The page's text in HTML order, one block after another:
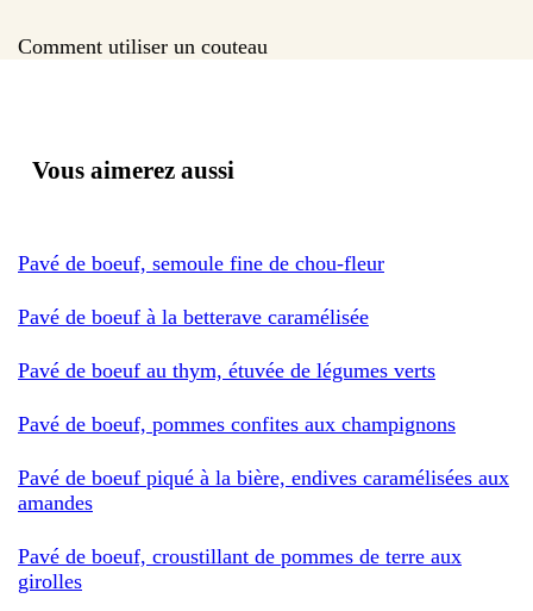
Comment utiliser un couteau
Vous aimerez aussi
Pavé de boeuf, semoule fine de chou-fleur
Pavé de boeuf à la betterave caramélisée
Pavé de boeuf au thym, étuvée de légumes verts
Pavé de boeuf, pommes confites aux champignons
Pavé de boeuf piqué à la bière, endives caramélisées aux
amandes
Pavé de boeuf, croustillant de pommes de terre aux
girolles